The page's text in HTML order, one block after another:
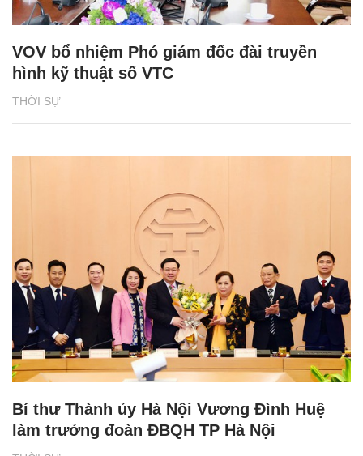
THỜI SỰ
VOV bổ nhiệm Phó giám đốc đài truyền
hình kỹ thuật số VTC
Bí thư Thành ủy Hà Nội Vương Đình Huệ
làm trưởng đoàn ĐBQH TP Hà Nội